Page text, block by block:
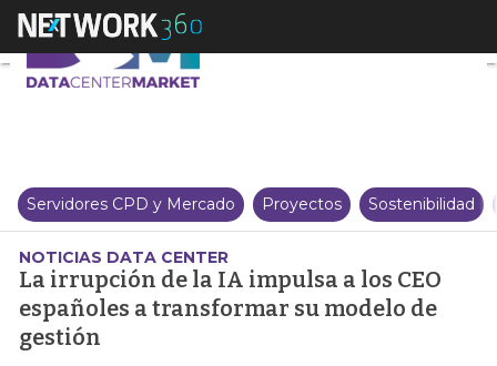
La irrupción de la IA impulsa a
Servidores CPD y Mercado Proyectos Sostenibilidad
NOTICIAS DATA CENTER
La irrupción de la IA impulsa a los CEO
españoles a transformar su modelo de
gestión